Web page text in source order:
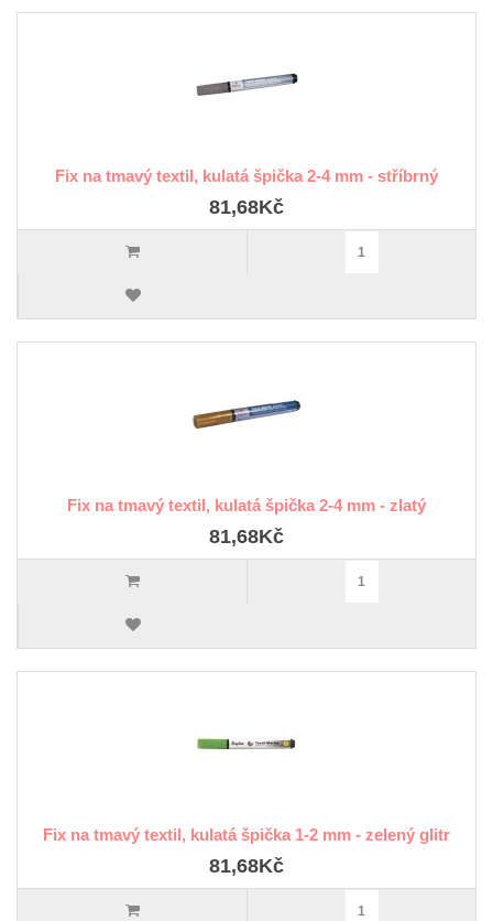
Fix na tmavý textil, kulatá špička 2-4 mm - stříbrný
81,68Kč
Fix na tmavý textil, kulatá špička 2-4 mm - zlatý
81,68Kč
Fix na tmavý textil, kulatá špička 1-2 mm - zelený glitr
81,68Kč